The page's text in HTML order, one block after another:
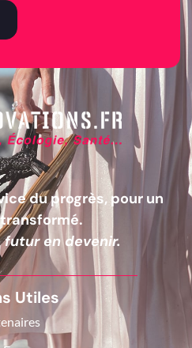
du progrès, pour un
futur en devenir.
Utiles